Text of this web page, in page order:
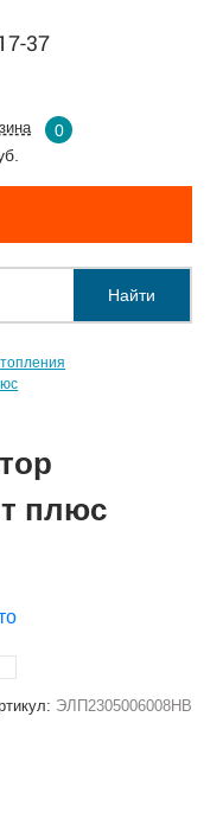
37
0
Найти
плюс
ЭЛП2305006008НВ